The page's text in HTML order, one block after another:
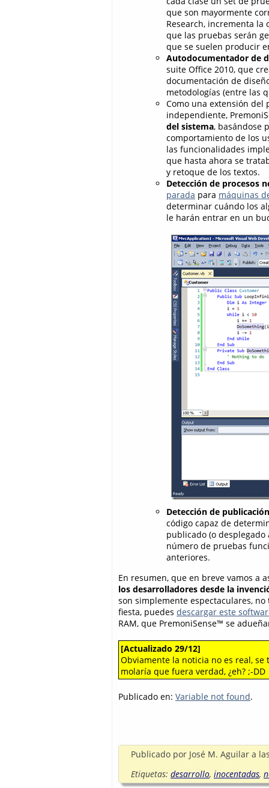
que son mayormente
Research, incrementa
que las pruebas serán
que se suelen producir
Autodocumentador de
suite Office 2010, que
documentación de
metodologías (entre las
Como una extensión
independiente,
del sistema, basándose
comportamiento de los
las funcionalidades
que hasta ahora se
y retoque de los textos.
Detección de procesos
parada para máquinas
determinar cuándo los
le harán entrar en un
Detección de
código capaz de
publicado (o
número de pruebas
anteriores.
En resumen, que en breve vamos
los desarrolladores desde la
son simplemente espectaculares,
fiesta, puedes descargar este
RAM, que PremoniSense™ se
[Actualizado 29/12]
Obviamente la noticia no es real,
molaría que fuera verdad, ¿eh? ;-DD
Publicado en: Variable not found.
Publicado por José M. Aguilar a
Etiquetas: desarrollo, inocentadas,